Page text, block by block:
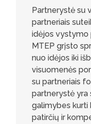
Partnerystė su
partneriais
idėjos vystymo
MTEP grįsto
nuo idėjos iki
visuomenės
su partneriais
partnerystė yra
galimybes kurti
patirčių ir